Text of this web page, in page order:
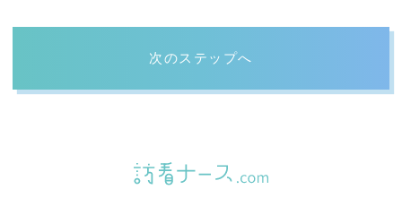
次のステップへ